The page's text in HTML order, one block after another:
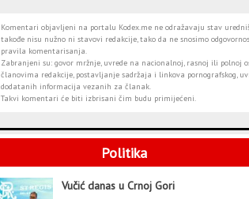
Komentari objavljeni na portalu Kodex.me ne odražavaju stav
takođe nisu nužno ni stavovi redakcije, tako da ne snosimo
pravila komentarisanja.
Zabranjeni su: govor mržnje, uvrede na nacionalnoj, rasnoj ili
članovima redakcije, postavljanje sadržaja i linkova pornografskog,
dodatanih informacija vezanih za članak.
Takvi komentari će biti izbrisani čim budu primijećeni.
Politika
Vučić danas u Crnoj Gori